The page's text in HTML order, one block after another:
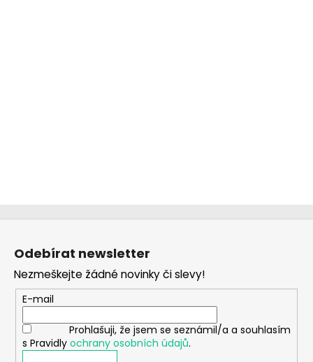
Z
Odebírat newsletter
Nezmeškejte žádné novinky či slevy!
E-mail
Prohlašuji, že jsem se seznámil/a a souhlasím
s Pravidly ochrany osobních údajů.